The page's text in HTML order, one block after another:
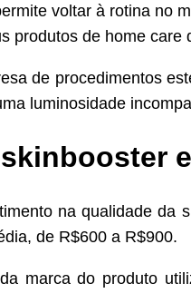
voltar à rotina no
produtos de home care
de procedimentos
luminosidade
na qualidade da
de R$600 a R$900.
marca do produto